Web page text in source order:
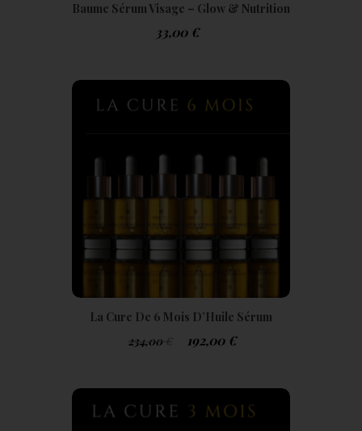
Baume Sérum Visage – Glow & Nutrition
Peau | ABC Magic Glow
33,00 €
La Cure De 6 Mois D’Huile Sérum
Botanique Luxueuse HoliLife+
234,00 192,00 €